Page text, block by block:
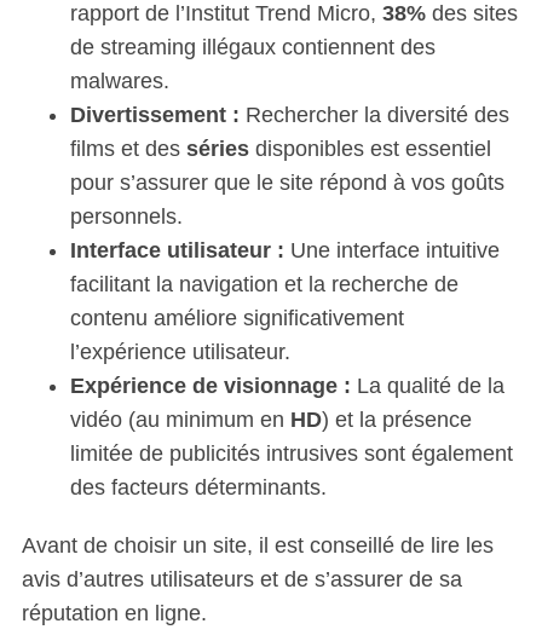
rapport de l’Institut Trend Micro, 38%des sites
de streaming illégaux contiennent des
malwares.
Divertissement : Rechercher la diversité des
films et des sériesdisponibles est essentiel
pour s’assurer que le site répond à vos goûts
personnels.
Interface utilisateur : Une interface intuitive
facilitant la navigation et la recherche de
contenu améliore significativement
l’expérience utilisateur.
Expérience de visionnage : La qualité de la
vidéo (au minimum en HD) et la présence
limitée de publicités intrusives sont également
des facteurs déterminants.
Avant de choisir un site, il est conseillé de lire les
avis d’autres utilisateurs et de s’assurer de sa
réputation en ligne.